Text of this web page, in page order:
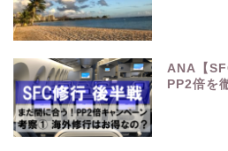
ANA【
PP2倍を